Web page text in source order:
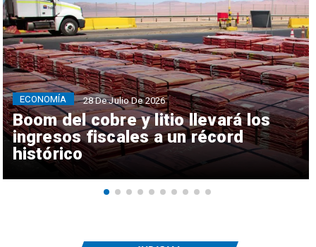
Boom del cobre y litio llevará los
ingresos fiscales a un récord
histórico
ECONOMÍA 28 De Julio De 2026